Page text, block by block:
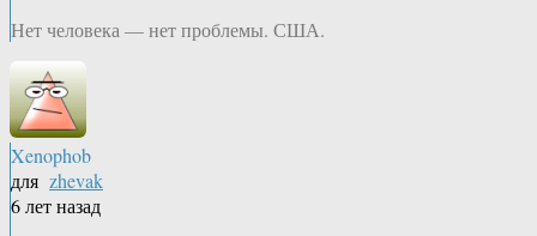
Нет человека — нет проблемы. США.
Xenophob
для zhevak
6 лет назад